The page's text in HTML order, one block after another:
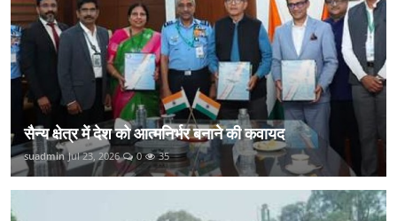
सैन्य क्षेत्र में देश को आत्मनिर्भर बनाने की कवायद
suadmin Jul 23, 2026 0 35